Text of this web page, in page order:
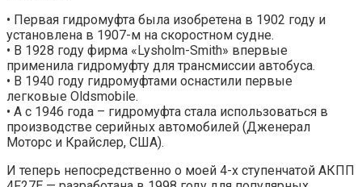
• Первая гидромуфта была изобретена в 1902 году и
установлена в 1907-м на скоростном судне.
• В 1928 году фирма «Lysholm-Smith» впервые
применила гидромуфту для трансмиссии автобуса.
• В 1940 году гидромуфтами оснастили первые
легковые Oldsmobile.
• А с 1946 года – гидромуфта стала использоваться в
производстве серийных автомобилей (Дженерал
Моторс и Крайслер, США).
И теперь непосредственно о моей 4-х ступенчатой АКПП